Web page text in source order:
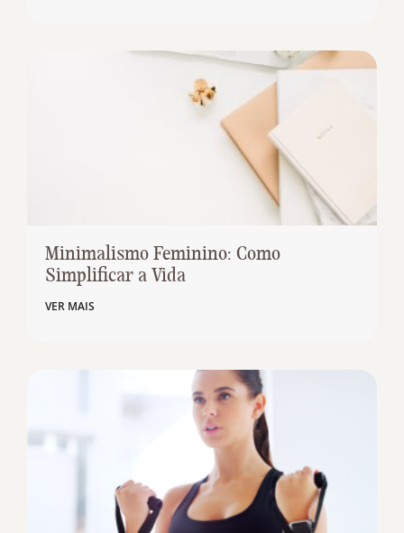
Minimalismo Feminino: Como
Simplificar a Vida
VER MAIS